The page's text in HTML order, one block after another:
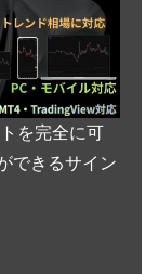
を完全に可
できるサイン